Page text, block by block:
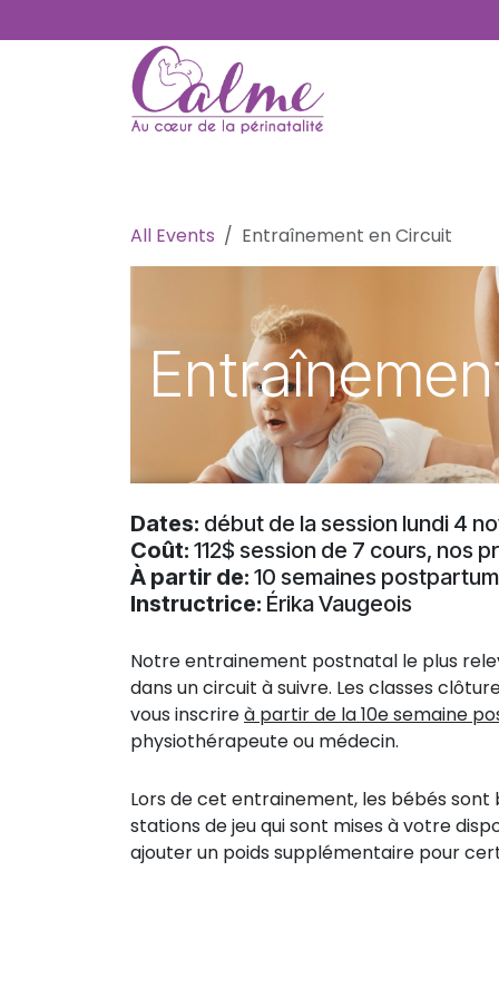
All Events Entraînement en Circuit
Dates: début de la session lundi 4
Coût: 112$ session de 7 cours, nos
À partir de: 10 semaines postpartum
Instructrice: Érika Vaugeois
Notre entrainement postnatal le plus
dans un circuit à suivre. Les classes
vous inscrireà partir de la 10e semaine
physiothérapeute ou médecin.
Lors de cet entrainement, les bébés
stations de jeu qui sont mises à votre
ajouter un poids supplémentaire pour